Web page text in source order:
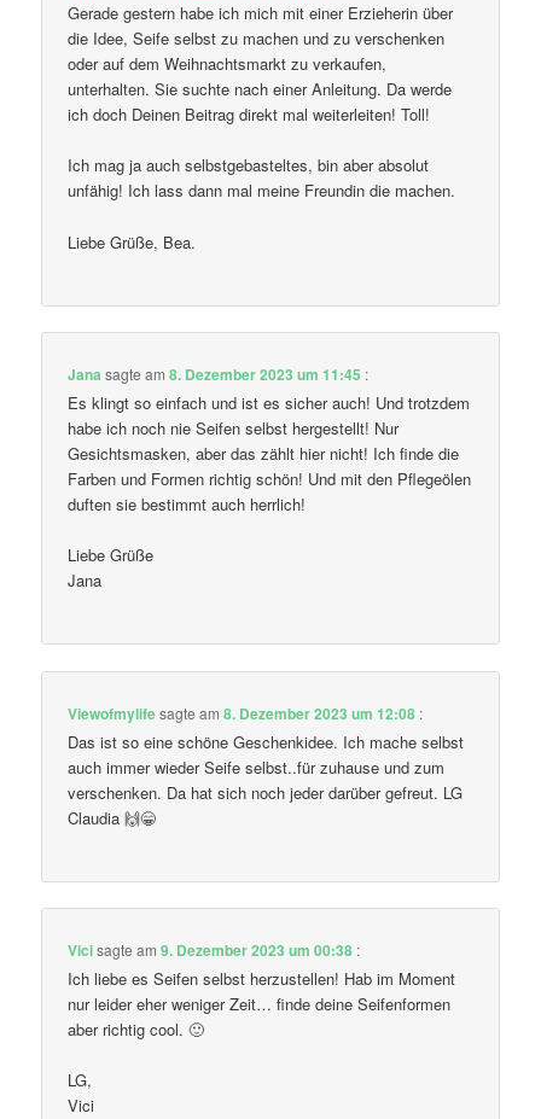
Gerade gestern habe ich mich mit einer Erzieherin über
die Idee, Seife selbst zu machen und zu verschenken
oder auf dem Weihnachtsmarkt zu verkaufen,
unterhalten. Sie suchte nach einer Anleitung. Da werde
ich doch Deinen Beitrag direkt mal weiterleiten! Toll!
Ich mag ja auch selbstgebasteltes, bin aber absolut
unfähig! Ich lass dann mal meine Freundin die machen.
Liebe Grüße, Bea.
Jana sagte am8. Dezember 2023 um 11:45 :
Es klingt so einfach und ist es sicher auch! Und trotzdem
habe ich noch nie Seifen selbst hergestellt! Nur
Gesichtsmasken, aber das zählt hier nicht! Ich finde die
Farben und Formen richtig schön! Und mit den Pflegeölen
duften sie bestimmt auch herrlich!
Liebe Grüße
Jana
Viewofmylifesagte am8. Dezember 2023 um 12:08 :
Das ist so eine schöne Geschenkidee. Ich mache selbst
auch immer wieder Seife selbst..für zuhause und zum
verschenken. Da hat sich noch jeder darüber gefreut. LG
Claudia 🙌😁
Vicisagte am9. Dezember 2023 um 00:38 :
Ich liebe es Seifen selbst herzustellen! Hab im Moment
nur leider eher weniger Zeit… finde deine Seifenformen
aber richtig cool. 🙂
LG,
Vici